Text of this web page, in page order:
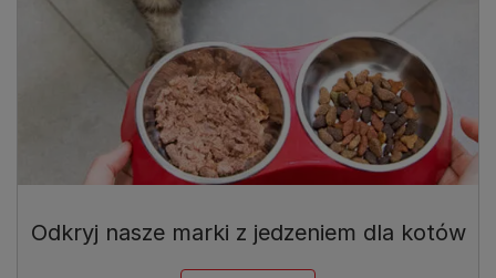
Odkryj nasze marki z jedzeniem dla kotów